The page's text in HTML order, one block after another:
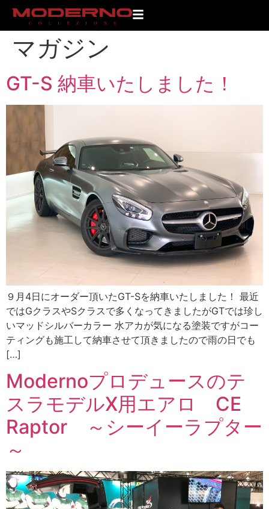
アーカイブ:
マガジン
GT-S 納車いたしました！
９月4日にオーダー頂いたGT-Sを納車いたしました！ 最近
ではGクラスやSクラスで多くなってきましたがGTでは珍し
いマッドシルバーカラー 水アカが気になる塗装ですがコー
ティングも施工して納車させて頂きましたので雨の日でも
[…]
Modernoプロデュースのテ
スラモデルX用エアロ CE
Raptor ～シーイーラプター
～